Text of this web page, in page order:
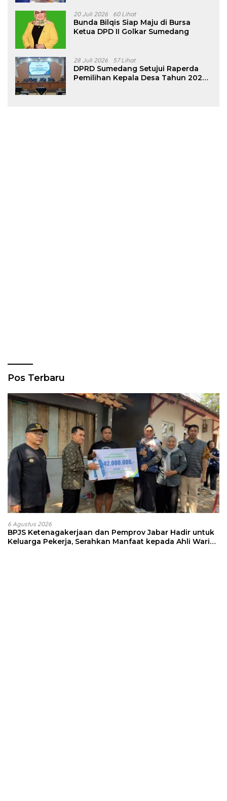
20 Juli 2026 60 Lihat
Bunda Bilqis Siap Maju di Bursa
Ketua DPD II Golkar Sumedang
28 Juli 2026 57 Lihat
DPRD Sumedang Setujui Raperda
Pemilihan Kepala Desa Tahun 2026
Pos Terbaru
6 Agustus 2026
BPJS Ketenagakerjaan dan Pemprov Jabar Hadir untuk
Keluarga Pekerja, Serahkan Manfaat kepada Ahli Waris